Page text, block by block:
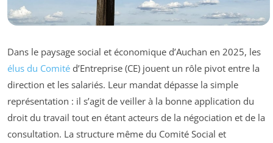
Dans le paysage social et économique d’Auchan en 2025, les
élus du Comité d’Entreprise (CE) jouent un rôle pivot entre la
direction et les salariés. Leur mandat dépasse la simple
représentation : il s’agit de veiller à la bonne application du
droit du travail tout en étant acteurs de la négociation et de la
consultation. La structure même du Comité Social et